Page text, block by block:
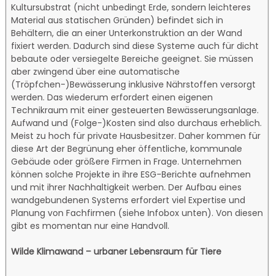
Kultursubstrat (nicht unbedingt Erde, sondern leichteres
Material aus statischen Gründen) befindet sich in
Behältern, die an einer Unterkonstruktion an der Wand
fixiert werden. Dadurch sind diese Systeme auch für dicht
bebaute oder versiegelte Bereiche geeignet. Sie müssen
aber zwingend über eine automatische
(Tröpfchen-)Bewässerung inklusive Nährstoffen versorgt
werden. Das wiederum erfordert einen eigenen
Technikraum mit einer gesteuerten Bewässerungsanlage.
Aufwand und (Folge-)Kosten sind also durchaus erheblich.
Meist zu hoch für private Hausbesitzer. Daher kommen für
diese Art der Begrünung eher öffentliche, kommunale
Gebäude oder größere Firmen in Frage. Unternehmen
können solche Projekte in ihre ESG-Berichte aufnehmen
und mit ihrer Nachhaltigkeit werben. Der Aufbau eines
wandgebundenen Systems erfordert viel Expertise und
Planung von Fachfirmen (siehe Infobox unten). Von diesen
gibt es momentan nur eine Handvoll.
Wilde Klimawand – urbaner Lebensraum für Tiere